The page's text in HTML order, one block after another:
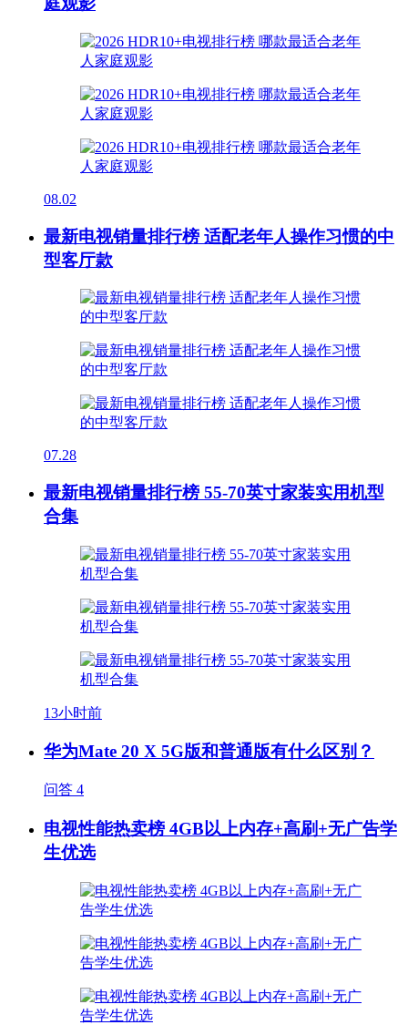
08.02
最新电视销量排行榜 适配老年人操作习惯的中
型客厅款
07.28
最新电视销量排行榜 55-70英寸家装实用机型
合集
13小时前
华为Mate 20 X 5G版和普通版有什么区别？
问答 4
电视性能热卖榜 4GB以上内存+高刷+无广告学
生优选